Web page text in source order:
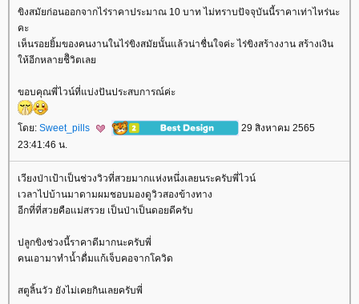
ขิงสมัยก่อนออกจากไร่ราคาประมาณ 10 บาท ไม่ทราบปัจจุบันนี้ราคาเท่าไหร่นะ
คะ
เห็นรอยยิ้มของคนงานในไร่ขิงสมัยนั้นแล้วน่าชื่นใจค่ะ ไร่ขิงสร้างงาน สร้างเงิน
ห้อีกหลายชีิวิตเล
ขอบคุณพี่ไวน์ที่แบ่งปันประสบการณ์ค่ะ
ดย: Sweet_pills
29 สิงหาคม 2565
23:41:46 น.
เวียงป่าเป้าเป็นช่วงวิวที่สวยมากแห่งหนึ่งเลยนระครับพี่ไวน์
เวลาไปบ้านมาดามผมชอบมองดูวิวสองข้างทาง
อีกที่ที่สวยคือแม่สรวย เป็นป่าเป็นดอยดีครับ
ปลูกขิงช่วงนี้ราคาดีมากนะครับพี่
คนเอามาทำน้ำดื่มแก้เจ็บคอจากโควิด
สตูลิ้นวัว ยังไม่เคยกินเลยครับพี่